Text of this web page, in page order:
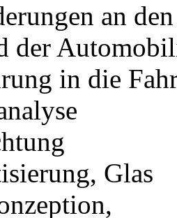
an
der
in die
Glas